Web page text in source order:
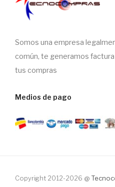
Somos una empresa
común, te generamos
tus compras
Medios de pago
Copyright 2012-2026 @